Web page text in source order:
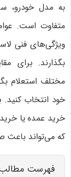
به مدل خودرو،
متفاوت است.
ویژگی‌های فنی
بگذارند. برای
مختلف استعلام
خود انتخاب
خرید عمده یا
که می‌تواند باعث
فهرست